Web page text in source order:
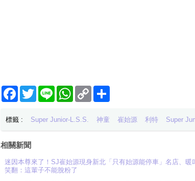
Facebook
TwitterLine WhatsApp
Copy
Link
分
標籤 : Super Junior-L.S.S. 神童 崔始源 利特 Super
相關新聞
迷因本尊來了！SJ崔始源現身新北「只有始源能停車」名店、暖
笑翻：這輩子不能脫粉了